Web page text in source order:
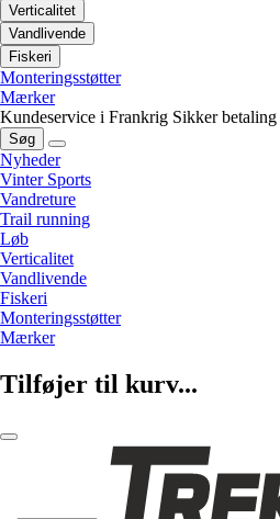
Verticalitet
Vandlivende
Fiskeri
Monteringsstøtter
Mærker
Kundeservice i Frankrig Sikker betaling
Søg
Nyheder
Vinter Sports
Vandreture
Trail running
Løb
Verticalitet
Vandlivende
Fiskeri
Monteringsstøtter
Mærker
Tilføjer til kurv...